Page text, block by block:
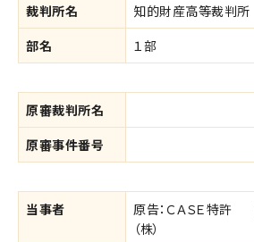
裁判所名
知的財産高等裁判所
部名
１部
原審裁判所名
原審事件番号
当事者
原告：ＣＡＳＥ特許
（株）